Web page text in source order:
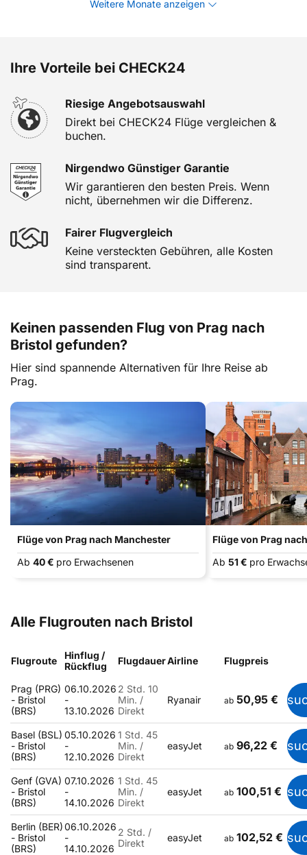
Weitere Monate anzeigen
Ihre Vorteile bei CHECK24
Riesige Angebotsauswahl
Direkt bei CHECK24 Flüge vergleichen &
buchen.
Nirgendwo Günstiger Garantie
Wir garantieren den besten Preis. Wenn
nicht, übernehmen wir die Differenz.
Fairer Flugvergleich
Keine versteckten Gebühren, alle Kosten
sind transparent.
Keinen passenden Flug von Prag nach
Bristol gefunden?
Hier sind spannende Alternativen für Ihre Reise ab
Prag.
Flüge von Prag nach Manchester
Ab 40 € pro Erwachsenen
Flüge von Prag
Ab 51 € pro
Alle Flugrouten nach Bristol
Flugroute
Hinflug /
Rückflug
FlugdauerAirline Flugpreis
Prag (PRG)
- Bristol
(BRS)
06.10.2026
-
13.10.2026
2 Std. 10
Min. /
Direkt
Ryanair ab 50,95 €
Basel (BSL)
- Bristol
(BRS)
05.10.2026
-
12.10.2026
1 Std. 45
Min. /
Direkt
easyJet ab 96,22 €
Genf (GVA)
- Bristol
(BRS)
07.10.2026
-
14.10.2026
1 Std. 45
Min. /
Direkt
easyJet ab 100,51 €
Berlin (BER)
- Bristol
(BRS)
06.10.2026
-
14.10.2026
2 Std. /
Direkt
easyJet ab 102,52 €